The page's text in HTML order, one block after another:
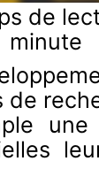
de
minute